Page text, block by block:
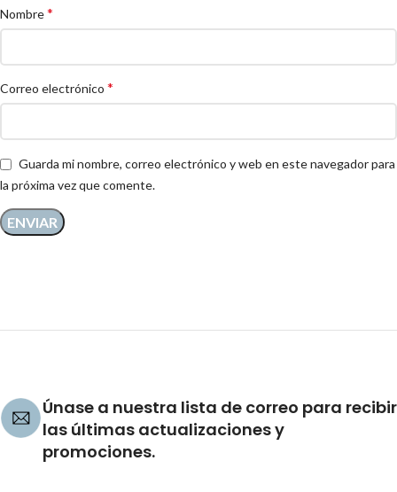
Nombre*
Correo electrónico *
Guarda mi nombre, correo electrónico y web en este navegador para
la próxima vez que comente.
Únase a nuestra lista de correo para recibir
las últimas actualizaciones y
promociones.